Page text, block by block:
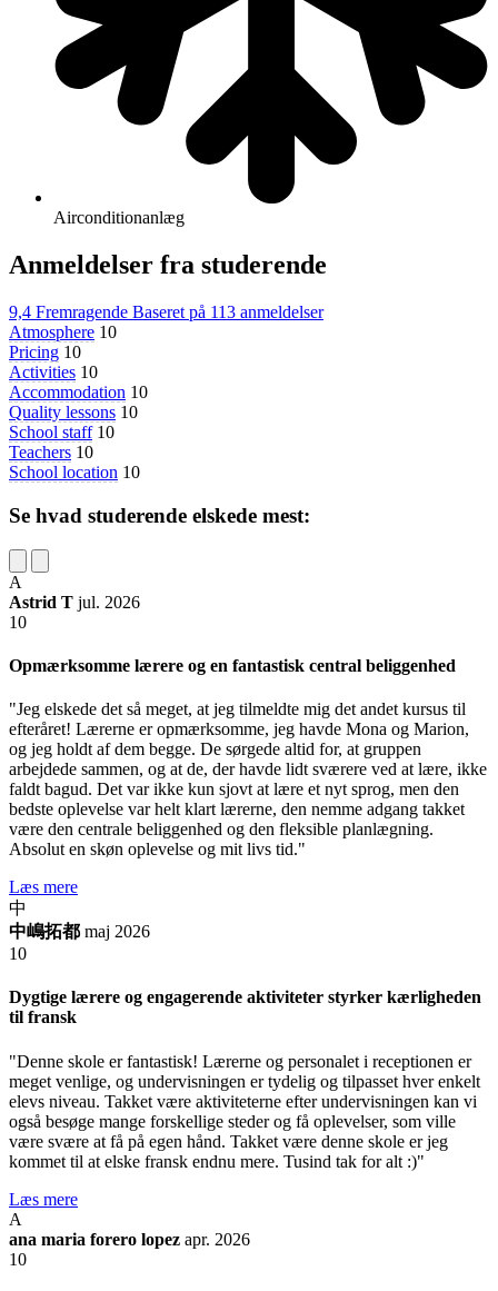
Airconditionanlæg
Anmeldelser fra studerende
9,4 Fremragende Baseret på 113 anmeldelser
Atmosphere 10
Pricing 10
Activities 10
Accommodation 10
Quality lessons 10
School staff 10
Teachers 10
School location 10
Se hvad studerende elskede mest:
A
Astrid T jul. 2026
10
Opmærksomme lærere og en fantastisk central beliggenhed
"Jeg elskede det så meget, at jeg tilmeldte mig det andet kursus til
efteråret! Lærerne er opmærksomme, jeg havde Mona og Marion,
og jeg holdt af dem begge. De sørgede altid for, at gruppen
arbejdede sammen, og at de, der havde lidt sværere ved at lære, ikke
faldt bagud. Det var ikke kun sjovt at lære et nyt sprog, men den
bedste oplevelse var helt klart lærerne, den nemme adgang takket
være den centrale beliggenhed og den fleksible planlægning.
Absolut en skøn oplevelse og mit livs tid."
Læs mere
中
中嶋拓都 maj 2026
10
Dygtige lærere og engagerende aktiviteter styrker kærligheden
til fransk
"Denne skole er fantastisk! Lærerne og personalet i receptionen er
meget venlige, og undervisningen er tydelig og tilpasset hver enkelt
elevs niveau. Takket være aktiviteterne efter undervisningen kan vi
også besøge mange forskellige steder og få oplevelser, som ville
være svære at få på egen hånd. Takket være denne skole er jeg
kommet til at elske fransk endnu mere. Tusind tak for alt :)"
Læs mere
A
ana maria forero lopez apr. 2026
10